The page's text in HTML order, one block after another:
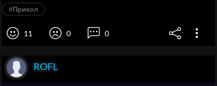
#Прикол
11 0 0
ROFL